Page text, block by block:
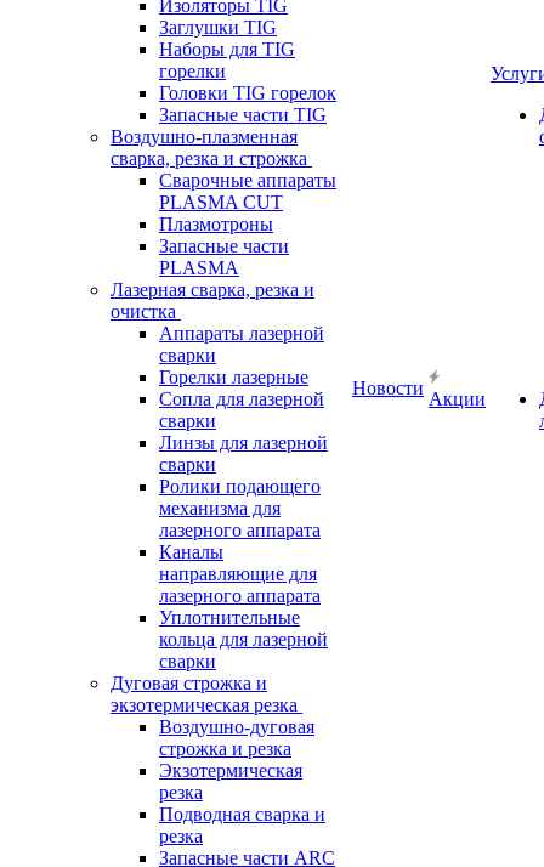
Изоляторы TIG
Заглушки TIG
Наборы для TIG
горелки
Головки TIG горелок
Запасные части TIG
Воздушно-плазменная
сварка, резка и строжка
Сварочные аппараты
PLASMA CUT
Плазмотроны
Запасные части
PLASMA
Лазерная сварка, резка и
очистка
Аппараты лазерной
сварки
Горелки лазерные
Сопла для лазерной
сварки
Линзы для лазерной
сварки
Ролики подающего
механизма для
лазерного аппарата
Каналы
направляющие для
лазерного аппарата
Уплотнительные
кольца для лазерной
сварки
Дуговая строжка и
экзотермическая резка
Воздушно-дуговая
строжка и резка
Экзотермическая
резка
Подводная сварка и
резка
Запасные части ARC
Новости
Акции